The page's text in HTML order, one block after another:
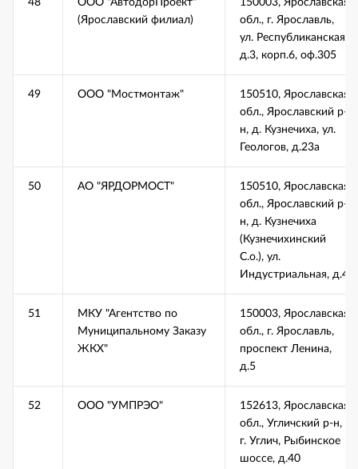
48
ООО "АвтодорПроект"
(Ярославский филиал)
150003, Ярославская
обл., г. Ярославль,
ул. Республиканская,
д.3, корп.6, оф.305
49 ООО "Мостмонтаж"
150510, Ярославская
обл., Ярославский р-
н, д. Кузнечиха, ул.
Геологов, д.23а
50 АО "ЯРДОРМОСТ"
150510, Ярославская
обл., Ярославский р-
н, д. Кузнечиха
(Кузнечихинский
С.о.), ул.
Индустриальная, д.4
51
МКУ "Агентство по
Муниципальному Заказу
ЖКХ"
150003, Ярославская
обл., г. Ярославль,
проспект Ленина,
д.5
52 ООО "УМПРЭО"
152613, Ярославская
обл., Угличский р-н,
г. Углич, Рыбинское
шоссе, д.40